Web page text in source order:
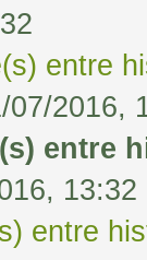
entre
07/2016,
entre
13:32
entre